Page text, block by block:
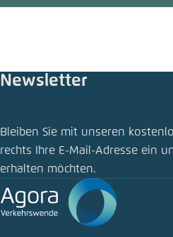
Newsletter
Bleiben Sie mit unseren
rechts Ihre E-Mail-Adresse ein
erhalten möchten.